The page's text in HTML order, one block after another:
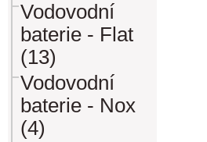
Vodovodní
baterie - Flat
(13)
Vodovodní
baterie - Nox
(4)